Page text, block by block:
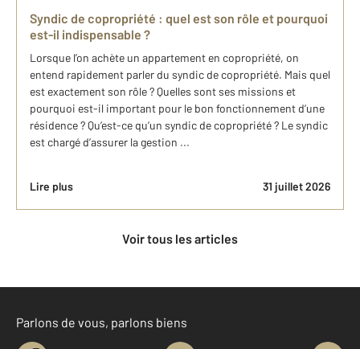
Syndic de copropriété : quel est son rôle et pourquoi
est-il indispensable ?
Lorsque l’on achète un appartement en copropriété, on
entend rapidement parler du syndic de copropriété. Mais quel
est exactement son rôle ? Quelles sont ses missions et
pourquoi est-il important pour le bon fonctionnement d’une
résidence ? Qu’est-ce qu’un syndic de copropriété ? Le syndic
est chargé d’assurer la gestion ...
Lire plus 31 juillet 2026
Voir tous les articles
Parlons de vous, parlons biens